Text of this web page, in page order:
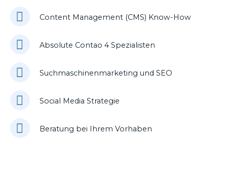
Content Management (CMS) Know-How
Absolute Contao 4 Spezialisten
Suchmaschinenmarketing und SEO
Social Media Strategie
Beratung bei Ihrem Vorhaben